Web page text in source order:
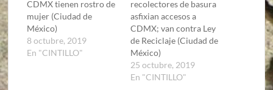
CDMX tienen rostro de
mujer (Ciudad de
México)
8 octubre, 2019
En "CINTILLO"
recolectores de basura
asfixian accesos a
CDMX; van contra Ley
de Reciclaje (Ciudad de
México)
25 octubre, 2019
En "CINTILLO"